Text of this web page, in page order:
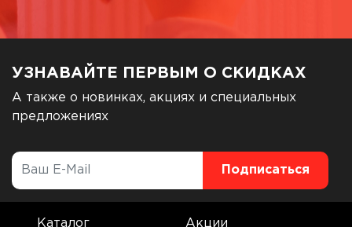
УЗНАВАЙТЕ ПЕРВЫМ О СКИДКАХ
А также о новинках, акциях и специальных
предложениях
Каталог Акции